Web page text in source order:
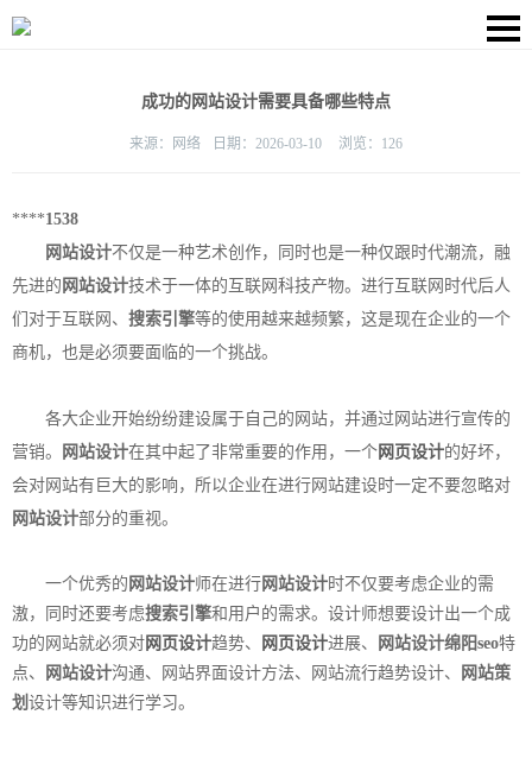
成功的网站设计需要具备哪些特点
来源： 网络 日期： 2026-03-10 浏览： 126
****1538
网站设计不仅是一种艺术创作，同时也是一种仅跟时代潮流，融
先进的 网站设计技术于一体的互联网科技产物。进行互联网时代后人
们对于互联网、 搜索引擎等的使用越来越频繁，这是现在企业的一个
商机，也是必须要面临的一个挑战。
各大企业开始纷纷建设属于自己的网站，并通过网站进行宣传的
营销。
网站设计在其中起了非常重要的作用，一个 网页设计的好坏，
会对网站有巨大的影响，所以企业在进行网站建设时一定不要忽略对
网站设计部分的重视。
一个优秀的 网站设计师在进行 网站设计时不仅要考虑企业的需
滶，同时还要考虑搜索引擎和用户的需求。设计师想要设计出一个成
功的网站就必须对 网页设计趋势、 网页设计进展、 网站设计绵阳seo特
点、
网站设计沟通、网站界面设计方法、网站流行趋势设计、
网站策
划 设计等知识进行学习。